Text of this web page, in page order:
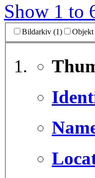
Show 1 to
Bildarkiv (1) Objekt